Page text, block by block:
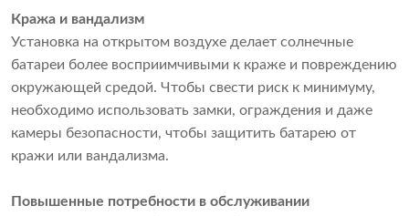
Кража и вандализм
Установка на открытом воздухе делает солнечные
батареи более восприимчивыми к краже и повреждению
окружающей средой. Чтобы свести риск к минимуму,
необходимо использовать замки, ограждения и даже
камеры безопасности, чтобы защитить батарею от
кражи или вандализма.
Повышенные потребности в обслуживании